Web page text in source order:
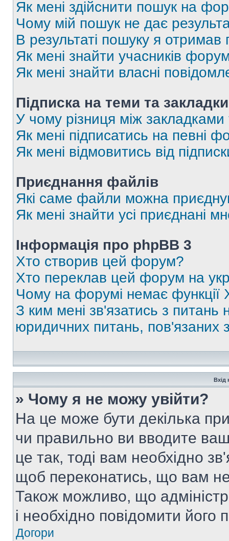
Як мені здійснити пошук на
Чому мій пошук не дає
В результаті пошуку я отримав
Як мені знайти учасників
Як мені знайти власні
Підписка на теми та закладки
У чому різниця між закладками
Як мені підписатись на певні
Як мені відмовитись від
Приєднання файлів
Які саме файли можна
Як мені знайти усі приєднані
Інформація про phpBB 3
Хто створив цей форум?
Хто переклав цей форум на
Чому на форумі немає функції
З ким мені зв'язатись з питань
юридичних питань,
Вхід
» Чому я не можу увійти?
На це може бути декілька
чи правильно ви вводите
це так, тоді вам необхідно
щоб переконатись, що вам
Також можливо, що
і необхідно повідомити
Догори